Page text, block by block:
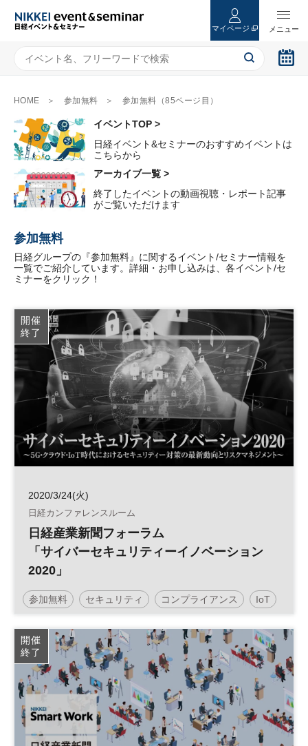
マイページ
HOME 参加無料 参加無料（85ページ目）
イベントTOP >
日経イベント&セミナーのおすすめイベントは
こちらから
アーカイブ一覧 >
終了したイベントの動画視聴・レポート記事
がご覧いただけます
参加無料
日経グループの『参加無料』に関するイベント/セミナー情報を
一覧でご紹介しています。詳細・お申し込みは、各イベント/セ
ミナーをクリック！
開催
終了
2020/3/24(火)
日経カンファレンスルーム
日経産業新聞フォーラム
「サイバーセキュリティーイノベーション
2020」
参加無料 セキュリティ コンプライアンス IoT
クラウド 企業経営
日経産業新聞フォーラム
開催
終了